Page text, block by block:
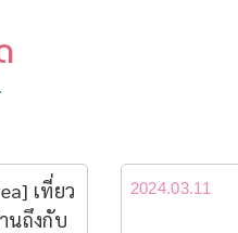
เที่ยว
นถึงกับ
2024.03.11